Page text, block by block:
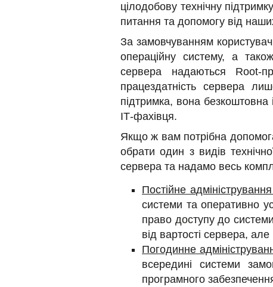
цілодобову технічну
питання та допомогу від
За замовчуванням
операційну систему, а
сервера надаються Root-
працездатність сервера
підтримка, вона безкоштовна
ІТ-фахівця.
Якщо ж вам потрібна
обрати один з видів
сервера та надамо весь
Постійне
системи та оперативно
право доступу до
від вартості сервера,
Погодинне
всередині системи
програмного